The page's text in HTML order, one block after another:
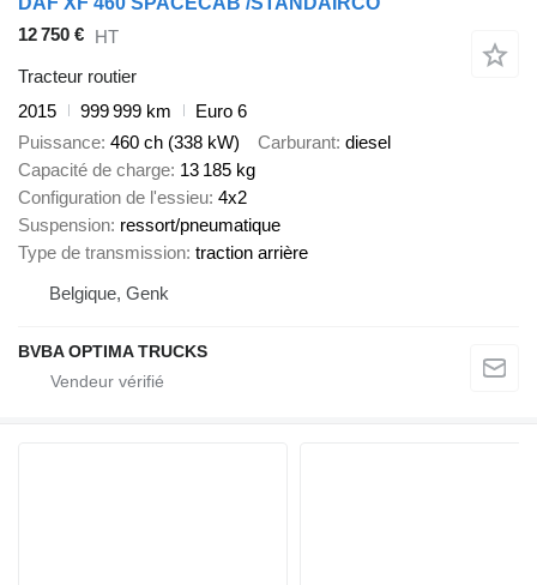
12 750 € HT
Tracteur routier
2015
999 999 km
Euro 6
Puissance 460 ch (338 kW) Carburant diesel
Capacité de charge 13 185 kg
Configuration de l'essieu 4x2
Suspension ressort/pneumatique
Type de transmission traction arrière
Belgique, Genk
BVBA OPTIMA TRUCKS